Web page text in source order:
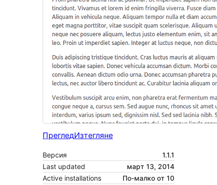
ПрегледИзтегляне
Версия
1.1.1
Last updated
март 13, 2014
Active installations
По-малко от 10